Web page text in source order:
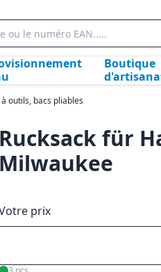
Boutique
outils, bacs pliables
Rucksack für
Milwaukee
prix